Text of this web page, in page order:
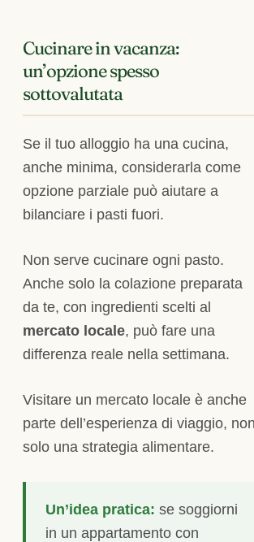
Cucinare in vacanza:
un’opzione spesso
sottovalutata
Se il tuo alloggio ha una cucina,
anche minima, considerarla come
opzione parziale può aiutare a
bilanciare i pasti fuori.
Non serve cucinare ogni pasto.
Anche solo la colazione preparata
da te, con ingredienti scelti al
mercato locale, può fare una
differenza reale nella settimana.
Visitare un mercato locale è anche
parte dell’esperienza di viaggio, non
solo una strategia alimentare.
Un’idea pratica: se soggiorni
in un appartamento con